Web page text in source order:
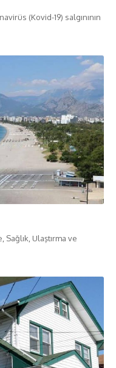
(Kovid-19) salgınının
Ulaştırma ve